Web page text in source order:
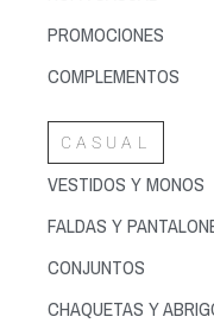
PROMOCIONES
COMPLEMENTOS
CASUAL
VESTIDOS Y MONOS
FALDAS Y
CONJUNTOS
CHAQUETAS Y